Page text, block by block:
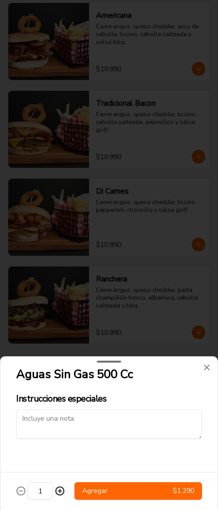
Americana
Carne angus, queso cheddar, aros de
cebolla, tocino, cebolla salteada y
salsa bbq.
$10.990
Tradicional Bacon
Carne angus, queso cheddar, tocino,
cebolla salteada, pepinillos y salsa
golf.
$10.990
Di Carnes
Carne angus, queso cheddar, tocino,
pepperoni, choricillo y salsa golf.
$10.990
Ranchera
Carne angus, queso cheddar, palta,
champiñón fresco, albahaca, cebolla
salteada y bbq.
$10.990
Papitas y Chorrillanas
Papas Fritas Tradicionales
Papas fritas corte delgado.
Papas fritas y salchichas.
Aguas Sin Gas 500 Cc
Instrucciones especiales
Agregar $1.290